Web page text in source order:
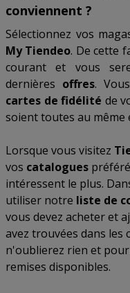
conviennent ?
Sélectionnez vos
My Tiendeo. De cette
courant et vous
dernières offres.
cartes de fidélité de
soient toutes au même
Lorsque vous visitez
vos catalogues
intéressent le plus.
utiliser notre liste de
vous devez acheter et
avez trouvées dans les
n'oublierez rien et
remises disponibles.